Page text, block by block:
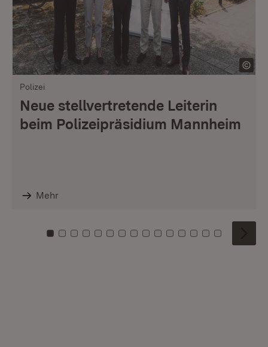
Polizei
Neue stellvertretende Leiterin
beim Polizeipräsidium Mannheim
Mehr
Zu Kachel: 0
Zu Kachel: 1
Zu Kachel: 2
Zu Kachel: 3
Zu Kachel: 4
Zu Kachel: 5
Zu Kachel: 6
Zu Kachel: 7
Zu Kachel: 8
Zu Kachel: 9
Zu Kachel: 10
Zu Kachel: 11
Zu Kachel: 12
Zu Kachel:
Zu